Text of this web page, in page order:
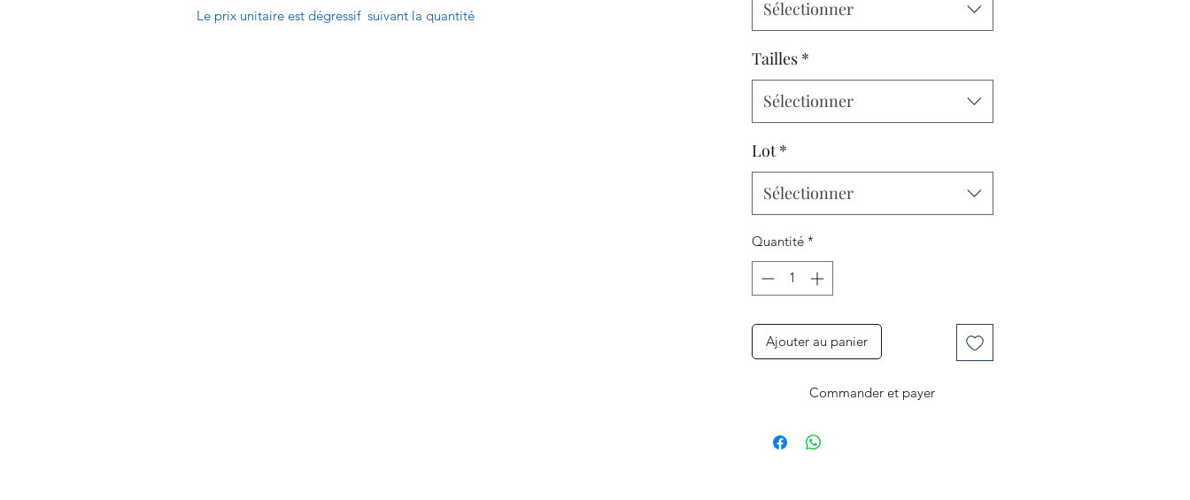
Le prix unitaire est dégressif suivant la quantité
Sélectionner
Tailles *
Sélectionner
Lot *
Sélectionner
Quantité *
Ajouter au panier
Commander et payer